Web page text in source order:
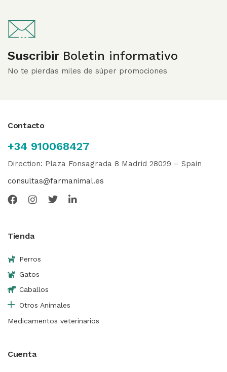
Suscribir Boletin informativo
No te pierdas miles de súper promociones
Contacto
+34 910068427
Direction: Plaza Fonsagrada 8 Madrid 28029 – Spain
consultas@farmanimal.es
Tienda
Perros
Gatos
Caballos
Otros Animales
Medicamentos veterinarios
Cuenta